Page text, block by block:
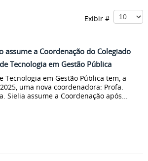
Exibir #
assume a Coordenação do Colegiado
Tecnologia em Gestão Pública
Tecnologia em Gestão Pública tem, a
uma nova coordenadora: Profa.
Sielia assume a Coordenação após...